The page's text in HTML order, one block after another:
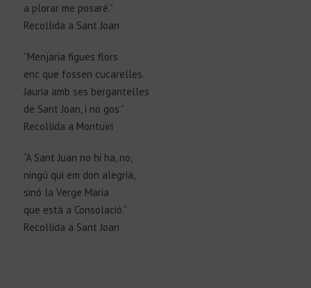
a plorar me posaré.”
Recollida a Sant Joan
“Menjaria figues flors
enc que fossen cucarelles.
Jauria amb ses bergantelles
de Sant Joan, i no gos.”
Recollida a Montuïri
“A Sant Juan no hi ha, no,
ningú qui em don alegria,
sinó la Verge Maria
que està a Consolació.”
Recollida a Sant Joan